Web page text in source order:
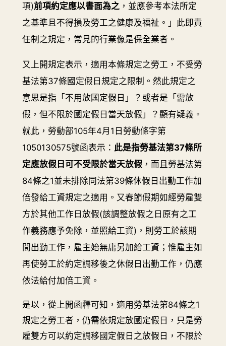
項)前項約定應以書面為之 ，並應參考本法所定
之基準且不得損及勞工之健康及福祉。」此即責
任制之規定，常見的行業像是保全業者。
又上開規定表示，適用本條規定之勞工，不受勞
基法第37條國定假日規定之限制。然此規定之
意思是指「不用放國定假日」？或者是「需放
假，但不限於國定假日當天放假」？顯有疑義。
就此，勞動部105年4月1日勞動條字第
1050130575號函表示： 此是指勞基法第37條所
定應放假日可不受限於當天放假 ，而且勞基法第
84條之1並未排除同法第39條休假日出勤工作加
倍發給工資規定之適用。又春節假期如經勞雇雙
方於其他工作日放假(該調整放假之日原有之工
作義務應予免除，並照給工資)，則勞工於該期
間出勤工作，雇主始無庸另加給工資；惟雇主如
再使勞工於約定調移後之休假日出勤工作，仍應
依法給付加倍工資。
是以，從上開函釋可知，適用勞基法第84條之1
規定之勞工者，仍需依規定放國定假日，只是勞
雇雙方可以約定調移國定假日之放假日，不限於